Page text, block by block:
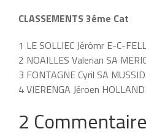
CLASSEMENTS 3éme Cat
1 LE SOLLIEC Jérômr E-C-
2 NOAILLES Valerian SA
3 FONTAGNE Cyril SA
4 VIERENGA Jéroen
2